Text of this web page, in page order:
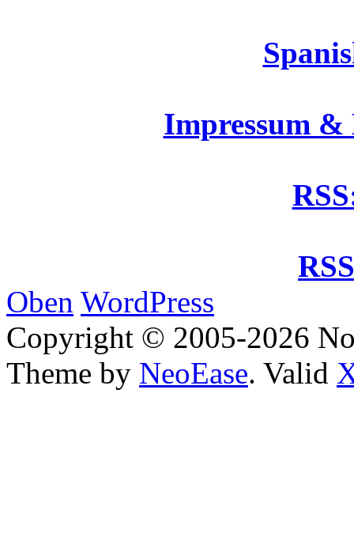
Impressum
Oben WordPress
Copyright © 2005-2026
Theme by NeoEase. Valid